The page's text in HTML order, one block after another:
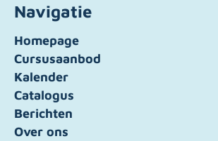
Navigatie
Homepage
Cursusaanbod
Kalender
Catalogus
Berichten
Over ons